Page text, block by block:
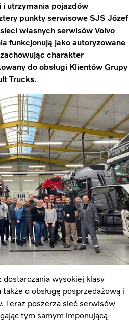
i utrzymania pojazdów
punkty serwisowe SJS Józef
własnych serwisów Volvo
funkcjonują jako autoryzowane
charakter
do obsługi Klientów Grupy
Trucks.
wysokiej klasy
o obsługę posprzedażową i
Teraz poszerza sieć serwisów
tym samym imponującą